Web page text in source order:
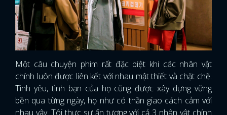
Một câu chuyện phim rất đặc biệt khi các nhân vật
chính luôn được liên kết với nhau mật thiết và chặt chẽ.
Tình yêu, tình bạn của họ cũng được xây dựng vững
bền qua từng ngày, họ như có thần giao cách cảm với
nhau vậy. Tôi thực sự ấn tượng với cả 3 nhân vật chính